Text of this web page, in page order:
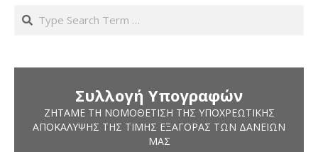
Search
Συλλογή Υπογραφών
ΖΗΤΆΜΕ ΤΗ ΝΟΜΟΘΈΤΙΣΗ ΤΗΣ ΥΠΟΧΡΕΩΤΙΚΉΣ
ΑΠΟΚΆΛΥΨΗΣ ΤΗΣ ΤΙΜΉΣ ΕΞΑΓΟΡΆΣ ΤΩΝ ΔΑΝΕΊΩΝ
ΜΑΣ